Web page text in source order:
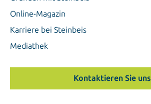
Online-Magazin
Karriere bei Steinbeis
Mediathek
Kontaktieren Sie uns